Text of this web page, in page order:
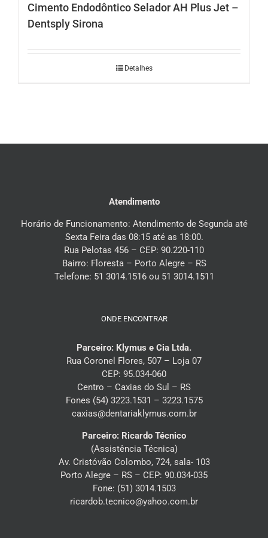
Cimento Endodôntico Selador AH Plus Jet –
Dentsply Sirona
Detalhes
Atendimento
Horário de Funcionamento: Atendimento de Segunda até
Sexta Feira das 08:15 até as 18:00.
Rua Pelotas 456 – CEP: 90.220-110
Bairro: Floresta – Porto Alegre – RS
Telefone: 51 3014.1516 ou 51 3014.1511
ONDE ENCONTRAR
Parceiro: Klymus e Cia Ltda.
Rua Coronel Flores, 507 – Loja 07
CEP: 95.034-060
Centro – Caxias do Sul – RS
Fones (54) 3223.1531 – 3223.1575
caxias@dentariaklymus.com.br
Parceiro: Ricardo Técnico
(Assistência Técnica)
Av. Cristóvão Colombo, 724, sala- 103
Porto Alegre – RS – CEP: 90.034-035
Fone: (51) 3014.1503
ricardob.tecnico@yahoo.com.br